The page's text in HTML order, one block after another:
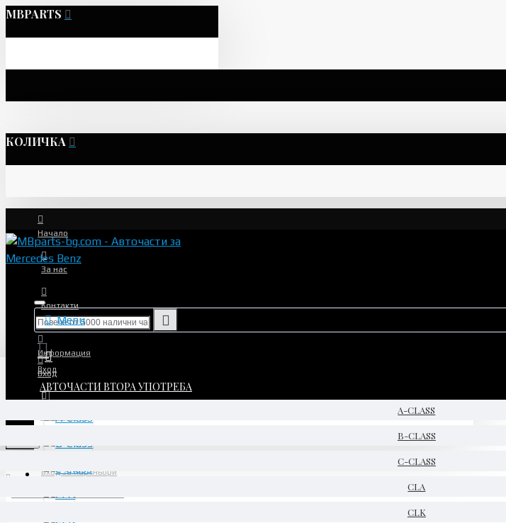
MBPARTS
КОЛИЧКА
Начало
За нас
Контакти
Информация
Вход за партньори
Вход
Menu
АВТОЧАСТИ ВТОРА УПОТРЕБА
A-CLASS
B-CLASS
C-CLASS
CLA
CLK
Вход